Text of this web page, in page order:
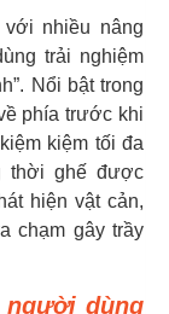
với nhiều nâng
trải nghiệm
Nổi bật trong
phía trước khi
kiệm tối đa
thời ghế được
hiện vật cản,
chạm gây trầy
người dùng